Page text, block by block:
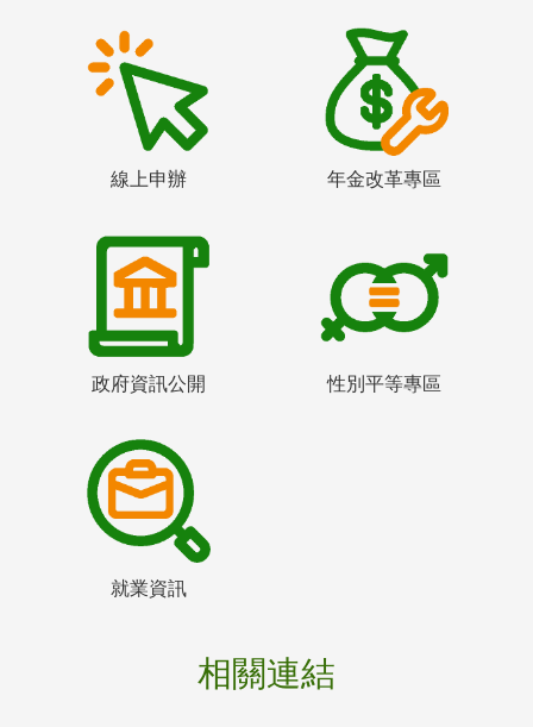
線上申辦 年金改革專區
政府資訊公開 性別平等專區
就業資訊
相關連結